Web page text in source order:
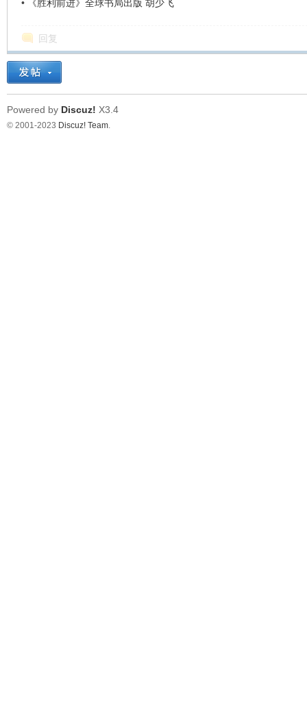
• 《胜利前进》全球书局出版 胡少飞
回复
Powered by Discuz! X3.4
© 2001-2023 Discuz! Team.